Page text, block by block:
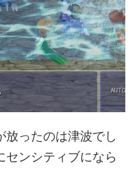
放ったのは津波でし
センシティブになら